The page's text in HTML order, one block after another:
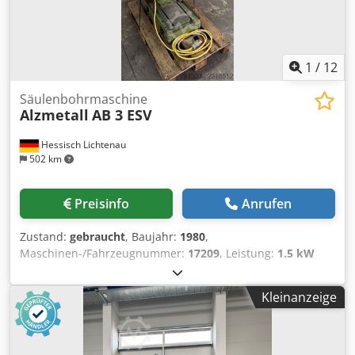
1 / 12
Hessisch Lichtenau
502 km
Säulenbohrmaschine
Alzmetall AB 3 ESV
Preisinfo Anrufen
Zustand: gebraucht, Baujahr: 1980,
Maschinen-/Fahrzeugnummer: 17209, Leistung: 1.5 kW
, Eingangsspannung:400 V
Hz, Spindelaufnahme:MK 3, Höheneinstelltyp:
mechanisch, Drehzahl (max.):1’750 U/min, Drehzahl
(min.):130 U/min, Gesamthöhe:2’000 mm
mm, Ausstattung:Drehzahl stufenlos einstellbar
Kleinanzeige